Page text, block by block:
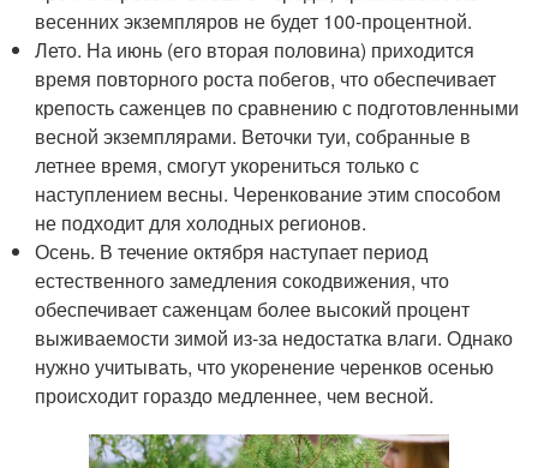
весенних экземпляров не будет 100-процентной.
Лето. На июнь (его вторая половина) приходится
время повторного роста побегов, что обеспечивает
крепость саженцев по сравнению с подготовленными
весной экземплярами. Веточки туи, собранные в
летнее время, смогут укорениться только с
наступлением весны. Черенкование этим способом
не подходит для холодных регионов.
Осень. В течение октября наступает период
естественного замедления сокодвижения, что
обеспечивает саженцам более высокий процент
выживаемости зимой из-за недостатка влаги. Однако
нужно учитывать, что укоренение черенков осенью
происходит гораздо медленнее, чем весной.